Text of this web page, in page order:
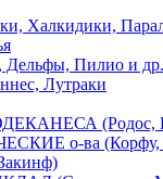
Халкидики,
Пилио и др.
Лутраки
(Родос,
о-ва (Корфу,